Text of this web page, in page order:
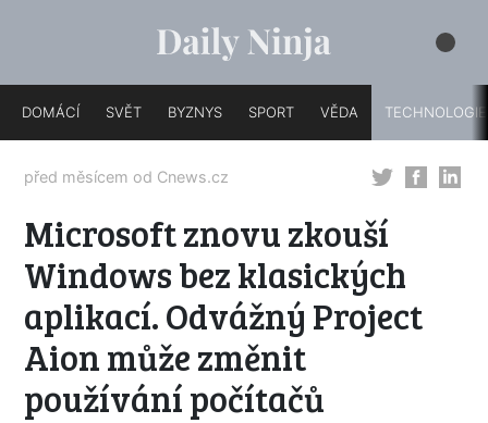
DOMÁCÍ SVĚT BYZNYS SPORT VĚDA TECHNOLOGIE
před měsícem od Cnews.cz
Microsoft znovu zkouší
Windows bez klasických
aplikací. Odvážný Project
Aion může změnit
používání počítačů